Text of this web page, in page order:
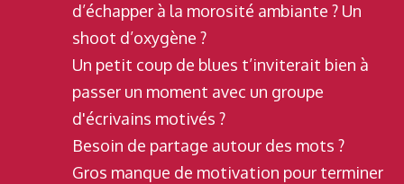
d’échapper à la morosité ambiante ? Un
shoot d’oxygène ?
Un petit coup de blues t’inviterait bien à
passer un moment avec un groupe
d'écrivains motivés ?
Besoin de partage autour des mots ?
Gros manque de motivation pour terminer